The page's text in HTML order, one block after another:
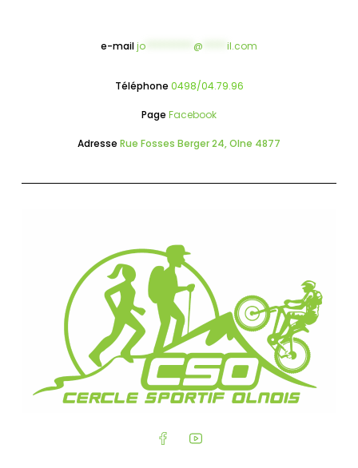
e-mailjo @ il.com
Téléphone 0498/04.79.96
Page Facebook
Adresse Rue Fosses Berger 24, Olne 4877